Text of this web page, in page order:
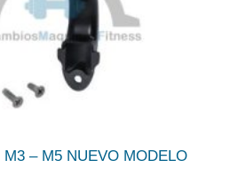
M3 – M5 NUEVO MODELO